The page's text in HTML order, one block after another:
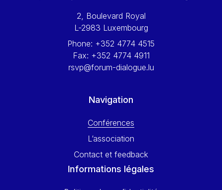
Yossi Beillin
Yves Mersch
2, Boulevard Royal
L-2983 Luxembourg
Phone: +352 4774 4515
Fax: +352 4774 4911
rsvp@forum-dialogue.lu
Navigation
Conférences
L’association
Contact et feedback
Informations légales